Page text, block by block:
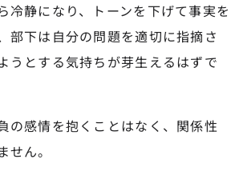
冷静になり、トーンを下げて事実を
部下は自分の問題を適切に指摘さ
うとする気持ちが芽生えるはずで
の感情を抱くことはなく、関係性
ん。